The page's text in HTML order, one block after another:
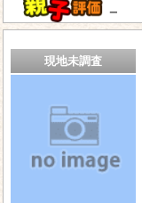
－
現地未調査